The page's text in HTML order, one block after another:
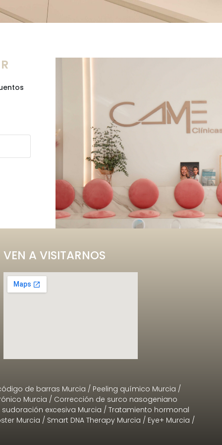
VEN A VISITARNOS
de barras Murcia / Peeling químico Murcia /
Murcia / Corrección de surco nasogeniano
excesiva Murcia / Tratamiento hormonal
Murcia / Smart DNA Therapy Murcia / Eye+ Murcia /